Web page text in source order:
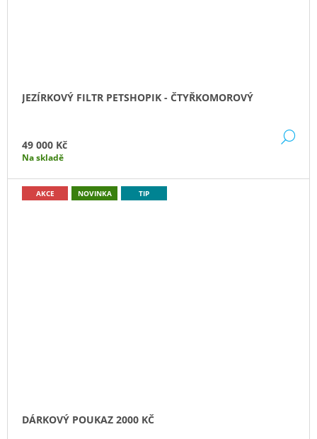
JEZÍRKOVÝ FILTR PETSHOPIK - ČTYŘKOMOROVÝ
49 000 Kč
Na skladě
AKCE NOVINKA TIP
DÁRKOVÝ POUKAZ 2000 KČ